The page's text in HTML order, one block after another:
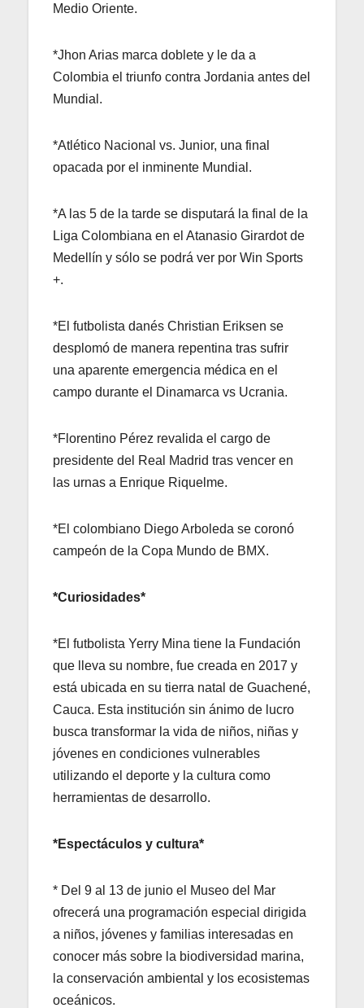
Medio Oriente.
*Jhon Arias marca doblete y le da a
Colombia el triunfo contra Jordania antes del
Mundial.
*Atlético Nacional vs. Junior, una final
opacada por el inminente Mundial.
*A las 5 de la tarde se disputará la final de la
Liga Colombiana en el Atanasio Girardot de
Medellín y sólo se podrá ver por Win Sports
+.
*El futbolista danés Christian Eriksen se
desplomó de manera repentina tras sufrir
una aparente emergencia médica en el
campo durante el Dinamarca vs Ucrania.
*Florentino Pérez revalida el cargo de
presidente del Real Madrid tras vencer en
las urnas a Enrique Riquelme.
*El colombiano Diego Arboleda se coronó
campeón de la Copa Mundo de BMX.
*Curiosidades*
*El futbolista Yerry Mina tiene la Fundación
que lleva su nombre, fue creada en 2017 y
está ubicada en su tierra natal de Guachené,
Cauca. Esta institución sin ánimo de lucro
busca transformar la vida de niños, niñas y
jóvenes en condiciones vulnerables
utilizando el deporte y la cultura como
herramientas de desarrollo.
*Espectáculos y cultura*
* Del 9 al 13 de junio el Museo del Mar
ofrecerá una programación especial dirigida
a niños, jóvenes y familias interesadas en
conocer más sobre la biodiversidad marina,
la conservación ambiental y los ecosistemas
oceánicos.